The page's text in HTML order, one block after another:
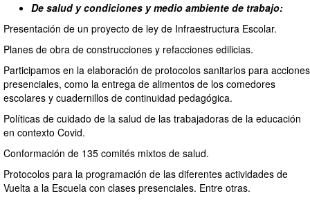
De salud y condiciones y medio ambiente de trabajo:
Presentación de un proyecto de ley de Infraestructura Escolar.
Planes de obra de construcciones y refacciones edilicias.
Participamos en la elaboración de protocolos sanitarios para acciones
presenciales, como la entrega de alimentos de los comedores
escolares y cuadernillos de continuidad pedagógica.
Políticas de cuidado de la salud de las trabajadoras de la educación
en contexto Covid.
Conformación de 135 comités mixtos de salud.
Protocolos para la programación de las diferentes actividades de
Vuelta a la Escuela con clases presenciales. Entre otras.